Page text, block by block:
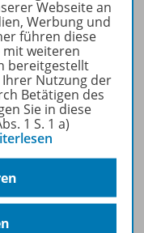
ANGEBOTEN
Webseite an
Werbung und
führen diese
weiteren
bereitgestellt
Nutzung der
Betätigen des
Sie in diese
1 S. 1 a)